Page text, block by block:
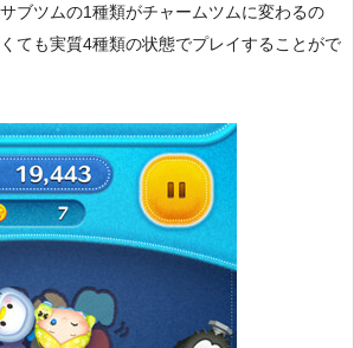
ブツムの1種類がチャームツムに変わるの
ても実質4種類の状態でプレイすることがで